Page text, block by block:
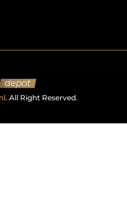
. All Right Reserved.